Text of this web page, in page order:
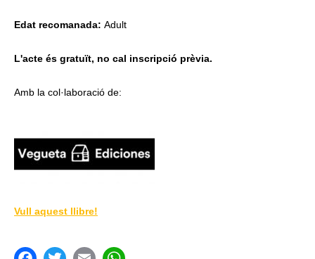
Edat recomanada: Adult
L'acte és gratuït, no cal inscripció prèvia.
Amb la col·laboració de:
Vull aquest llibre!